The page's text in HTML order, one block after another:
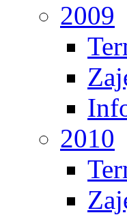
2009
2010